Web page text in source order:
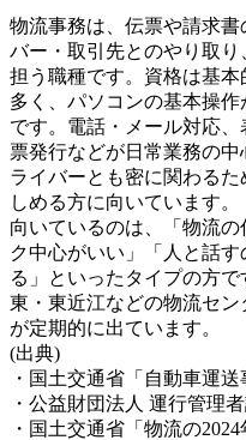
物流事務は、伝票や請求
バー・取引先とのやり取
担う職種です。資格は基
多く、パソコンの基本操
です。電話・メール対応
票発行などが日常業務の
ライバーとも密に関わる
しめる方に向いています。
向いているのは、「物流
ク中心がいい」「人と話
る」といったタイプの方
東・東近江などの物流セ
が定期的に出ています。
(出典)
・国土交通省「自動車運
・公益財団法人 運行管理
・国土交通省「物流の2024